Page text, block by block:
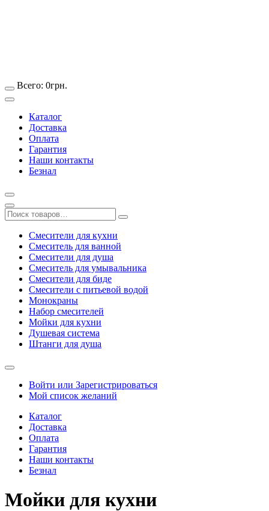
Всего: 0грн.
Каталог
Доставка
Оплата
Гарантия
Наши контакты
Безнал
Смесители для кухни
Смеситель для ванной
Смесители для душа
Смеситель для умывальника
Смесители для биде
Смесители с питьевой водой
Монокраны
Набор смесителей
Мойки для кухни
Душевая система
Штанги для душа
Войти или Зарегистрироваться
Мой список желаний
Каталог
Доставка
Оплата
Гарантия
Наши контакты
Безнал
Мойки для кухни